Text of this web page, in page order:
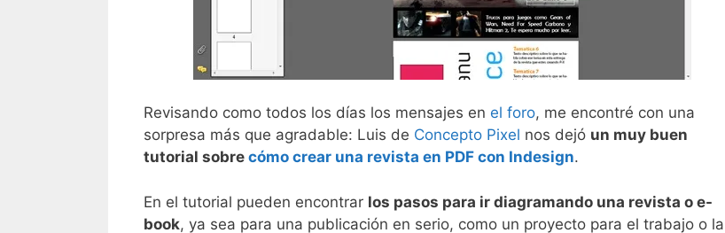
Revisando como todos los días los mensajes en el foro, me encontré con una
sorpresa más que agradable: Luis de Concepto Pixel nos dejó un muy buen
tutorial sobre cómo crear una revista en PDF con Indesign.
En el tutorial pueden encontrar los pasos para ir diagramando una revista o e-
book, ya sea para una publicación en serio, como un proyecto para el trabajo o la